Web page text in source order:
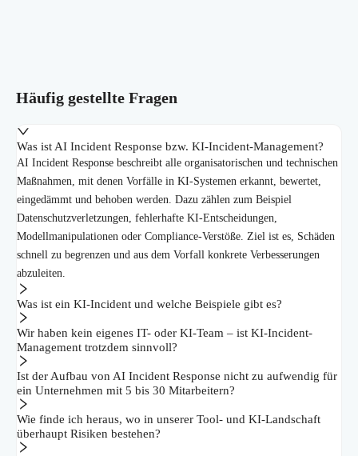
Häufig gestellte Fragen
Was ist AI Incident Response bzw. KI-Incident-Management?
AI Incident Response beschreibt alle organisatorischen und technischen
Maßnahmen, mit denen Vorfälle in KI-Systemen erkannt, bewertet,
eingedämmt und behoben werden. Dazu zählen zum Beispiel
Datenschutzverletzungen, fehlerhafte KI-Entscheidungen,
Modellmanipulationen oder Compliance-Verstöße. Ziel ist es, Schäden
schnell zu begrenzen und aus dem Vorfall konkrete Verbesserungen
abzuleiten.
Was ist ein KI-Incident und welche Beispiele gibt es?
Wir haben kein eigenes IT- oder KI-Team – ist KI-Incident-
Management trotzdem sinnvoll?
Ist der Aufbau von AI Incident Response nicht zu aufwendig für
ein Unternehmen mit 5 bis 30 Mitarbeitern?
Wie finde ich heraus, wo in unserer Tool- und KI-Landschaft
überhaupt Risiken bestehen?